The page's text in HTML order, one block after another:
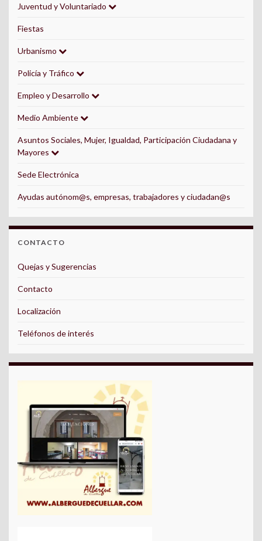
Juventud y Voluntariado
Fiestas
Urbanismo
Policía y Tráfico
Empleo y Desarrollo
Medio Ambiente
Asuntos Sociales, Mujer, Igualdad, Participación Ciudadana y
Mayores
Sede Electrónica
Ayudas autónom@s, empresas, trabajadores y ciudadan@s
CONTACTO
Quejas y Sugerencias
Contacto
Localización
Teléfonos de interés